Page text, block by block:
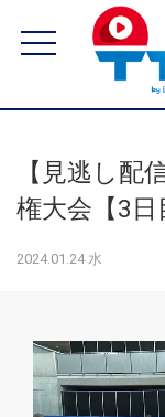
【見逃し配
権大会【3
2024.01.24 水